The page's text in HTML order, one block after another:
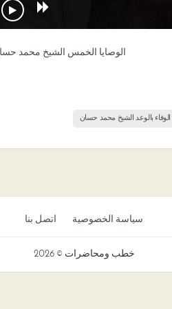
الوصايا الخمس الشيخ محمد
الوفاء بالوعد الشيخ محمد حسان
سياسة الخصوصية اتصل بنا
خطب ومحاضرات © 2026